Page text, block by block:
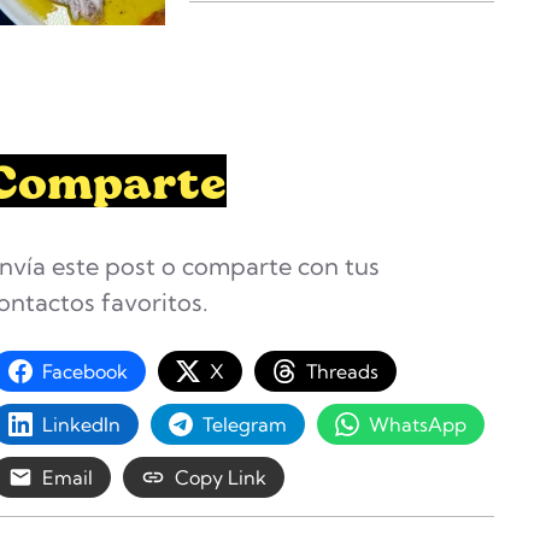
este post o comparte con tus
favoritos.
Facebook X Threads
LinkedIn Telegram WhatsApp
Email Copy Link